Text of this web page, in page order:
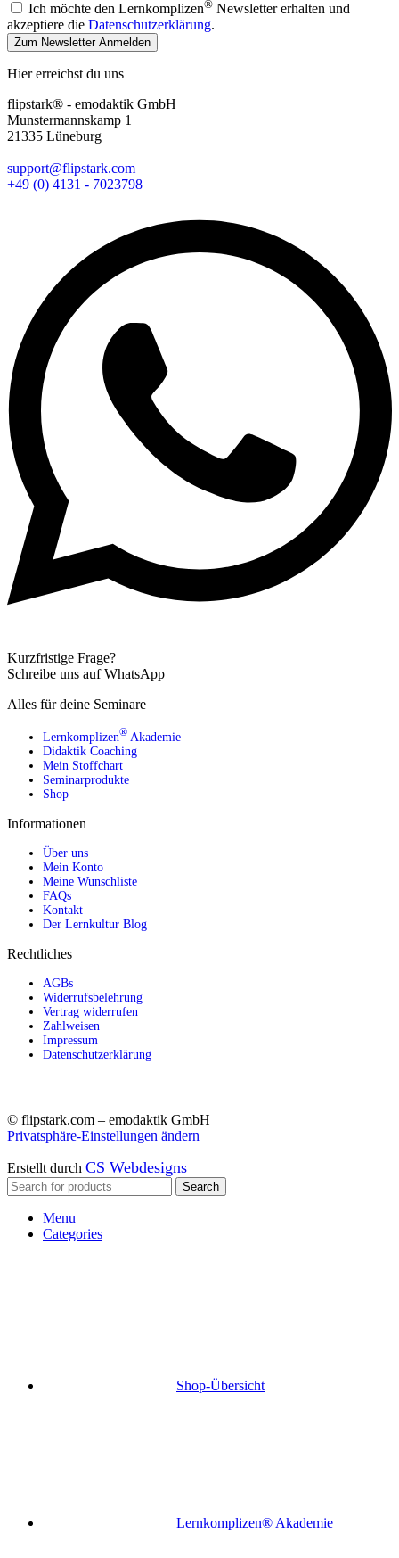
Ich möchte den Lernkomplizen® Newsletter erhalten und
akzeptiere die Datenschutzerklärung.
Zum Newsletter Anmelden
Hier erreichst du uns
flipstark® - emodaktik GmbH
Munstermannskamp 1
21335 Lüneburg
support@flipstark.com
+49 (0) 4131 - 7023798
Kurzfristige Frage?
Schreibe uns auf WhatsApp
Alles für deine Seminare
Lernkomplizen® Akademie
Didaktik Coaching
Mein Stoffchart
Seminarprodukte
Shop
Informationen
Über uns
Mein Konto
Meine Wunschliste
FAQs
Kontakt
Der Lernkultur Blog
Rechtliches
AGBs
Widerrufsbelehrung
Vertrag widerrufen
Zahlweisen
Impressum
Datenschutzerklärung
© flipstark.com – emodaktik GmbH
Privatsphäre-Einstellungen ändern
Erstellt durch CS Webdesigns
Search
Menu
Categories
Shop-Übersicht
Lernkomplizen® Akademie